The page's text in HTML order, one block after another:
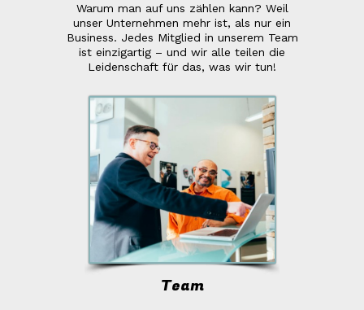
Warum man auf uns zählen kann? Weil
unser Unternehmen mehr ist, als nur ein
Business. Jedes Mitglied in unserem Team
ist einzigartig – und wir alle teilen die
Leidenschaft für das, was wir tun!
Team